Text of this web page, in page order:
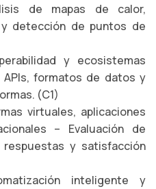
de mapas de calor,
detección de puntos de
y ecosistemas
formatos de datos y
(C1)
virtuales, aplicaciones
– Evaluación de
y satisfacción
inteligente y